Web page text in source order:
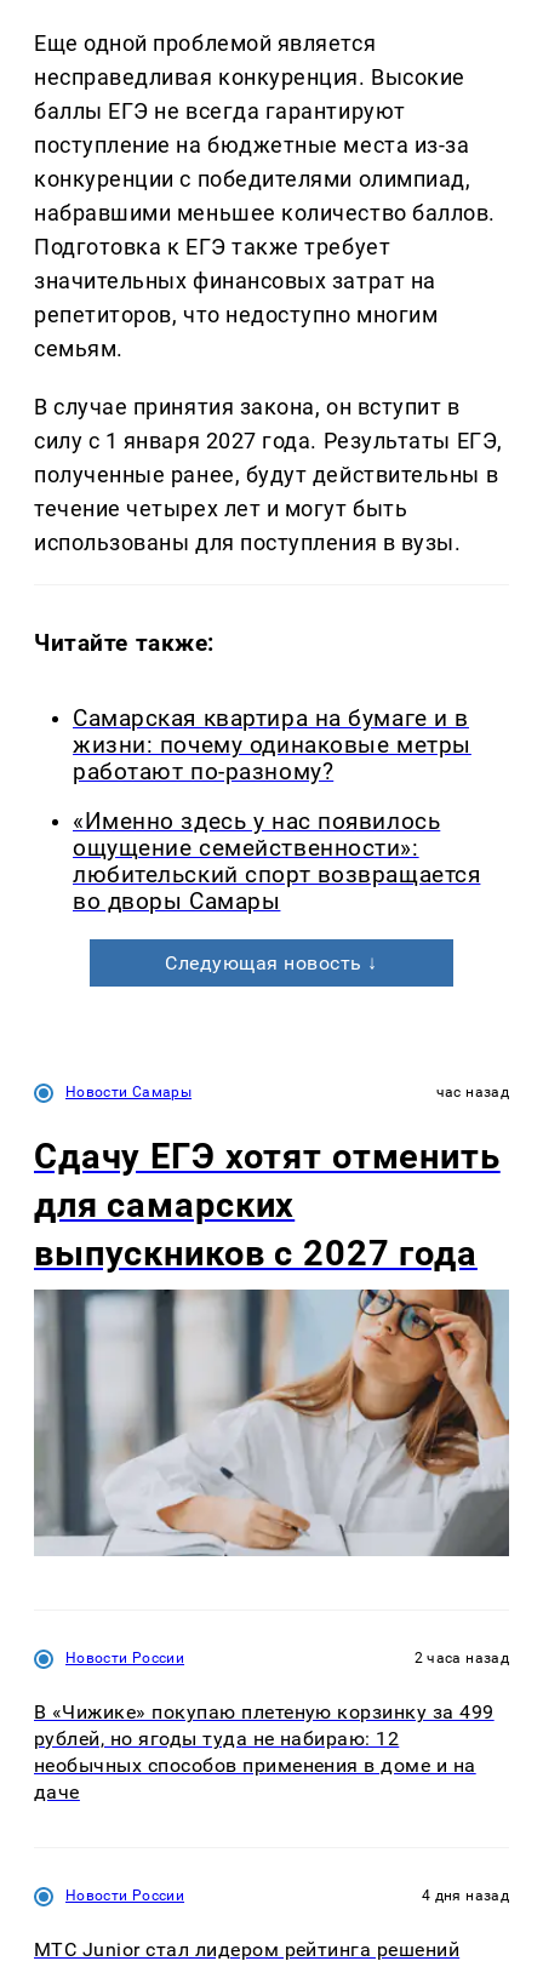
Еще одной проблемой является
несправедливая конкуренция. Высокие
баллы ЕГЭ не всегда гарантируют
поступление на бюджетные места из-за
конкуренции с победителями олимпиад,
набравшими меньшее количество баллов.
Подготовка к ЕГЭ также требует
значительных финансовых затрат на
репетиторов, что недоступно многим
семьям.
В случае принятия закона, он вступит в
силу с 1 января 2027 года. Результаты ЕГЭ,
полученные ранее, будут действительны в
течение четырех лет и могут быть
использованы для поступления в вузы.
Читайте также:
Самарская квартира на бумаге и в
жизни: почему одинаковые метры
работают по-разному?
«Именно здесь у нас появилось
ощущение семейственности»:
любительский спорт возвращается
во дворы Самары
Следующая новость ↓
Новости Самары час назад
Сдачу ЕГЭ хотят отменить
для самарских
выпускников с 2027 года
Новости России 2 часа назад
В «Чижике» покупаю плетеную корзинку за 499
рублей, но ягоды туда не набираю: 12
необычных способов применения в доме и на
даче
Новости России 4 дня назад
МТС Junior стал лидером рейтинга решений